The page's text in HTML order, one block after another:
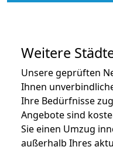
Weitere
Unsere geprüften
Ihnen
Ihre Bedürfnisse
Angebote sind
Sie einen Umzug
außerhalb Ihres